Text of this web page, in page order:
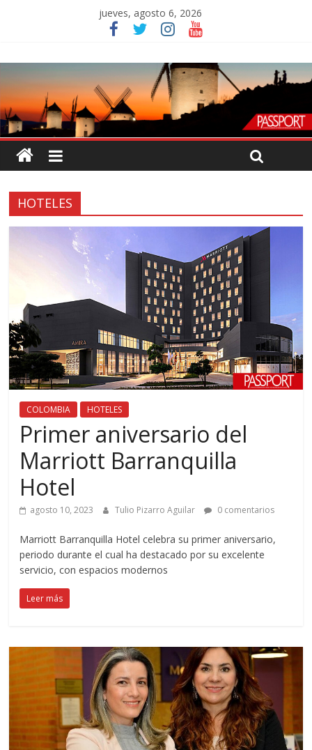
jueves, agosto 6, 2026
HOTELES
COLOMBIA HOTELES
Primer aniversario del
Marriott Barranquilla
Hotel
agosto 10, 2023 Tulio Pizarro Aguilar 0 comentarios
Marriott Barranquilla Hotel celebra su primer aniversario,
periodo durante el cual ha destacado por su excelente
servicio, con espacios modernos
Leer más